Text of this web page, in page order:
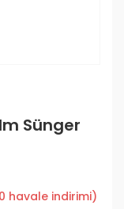
Sünger
havale indirimi)